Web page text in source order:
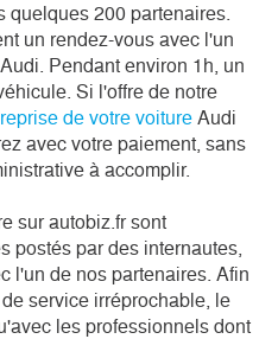
quelques 200 partenaires.
un rendez-vous avec l'un
Pendant environ 1h, un
Si l'offre de notre
reprise de votre voiture Audi
avec votre paiement, sans
à accomplir.
sur autobiz.fr sont
postés par des internautes,
l'un de nos partenaires. Afin
service irréprochable, le
les professionnels dont